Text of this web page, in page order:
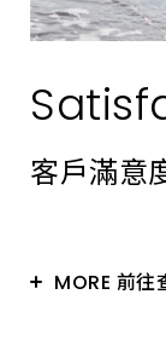
客戶滿意
MORE 前往